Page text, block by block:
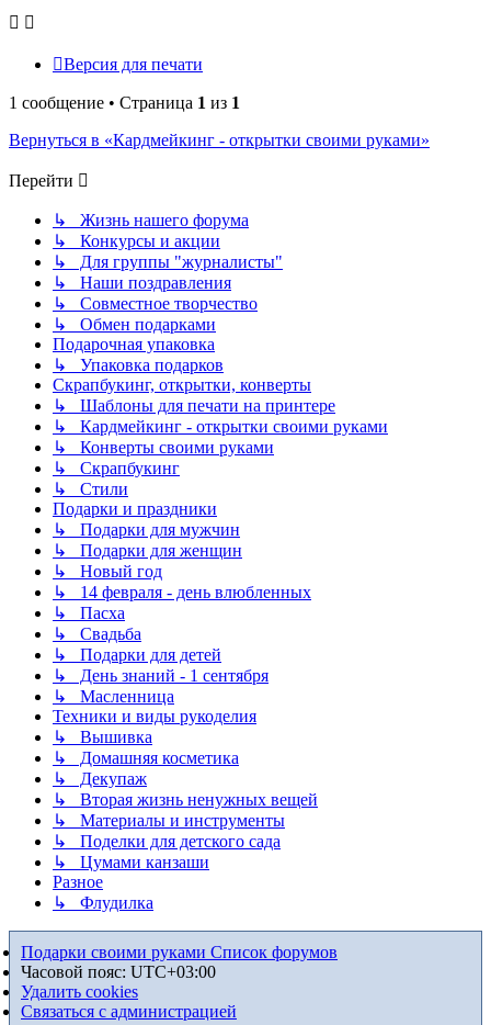
Версия для печати
1 сообщение • Страница 1 из 1
Вернуться в «Кардмейкинг - открытки своими руками»
Перейти
↳ Жизнь нашего форума
↳ Конкурсы и акции
↳ Для группы "журналисты"
↳ Наши поздравления
↳ Совместное творчество
↳ Обмен подарками
Подарочная упаковка
↳ Упаковка подарков
Скрапбукинг, открытки, конверты
↳ Шаблоны для печати на принтере
↳ Кардмейкинг - открытки своими руками
↳ Конверты своими руками
↳ Скрапбукинг
↳ Стили
Подарки и праздники
↳ Подарки для мужчин
↳ Подарки для женщин
↳ Новый год
↳ 14 февраля - день влюбленных
↳ Пасха
↳ Свадьба
↳ Подарки для детей
↳ День знаний - 1 сентября
↳ Масленница
Техники и виды рукоделия
↳ Вышивка
↳ Домашняя косметика
↳ Декупаж
↳ Вторая жизнь ненужных вещей
↳ Материалы и инструменты
↳ Поделки для детского сада
↳ Цумами канзаши
Разное
↳ Флудилка
Подарки своими руками Список форумов
Часовой пояс: UTC+03:00
Удалить cookies
Связаться с администрацией